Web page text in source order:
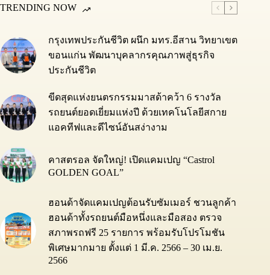
TRENDING NOW
กรุงเทพประกันชีวิต ผนึก มทร.อีสาน วิทยาเขต
ขอนแก่น พัฒนาบุคลากรคุณภาพสู่ธุรกิจ
ประกันชีวิต
ขีดสุดแห่งยนตรกรรมมาสด้าคว้า 6 รางวัล
รถยนต์ยอดเยี่ยมแห่งปี ด้วยเทคโนโลยีสกาย
แอคทีฟและดีไซน์อันสง่างาม
คาสตรอล จัดใหญ่! เปิดแคมเปญ “Castrol
GOLDEN GOAL”
ฮอนด้าจัดแคมเปญต้อนรับซัมเมอร์ ชวนลูกค้า
ฮอนด้าทั้งรถยนต์มือหนึ่งและมือสอง ตรวจ
สภาพรถฟรี 25 รายการ พร้อมรับโปรโมชัน
พิเศษมากมาย ตั้งแต่ 1 มี.ค. 2566 – 30 เม.ย.
2566